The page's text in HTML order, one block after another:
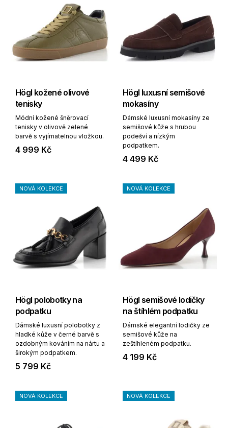
Högl kožené olivové
tenisky
Módní kožené šněrovací
tenisky v olivově zelené
barvě s vyjímatelnou vložkou.
4 999 Kč
Högl luxusní semišové
mokasíny
Dámské luxusní mokasíny ze
semišové kůže s hrubou
podešví a nízkým
podpatkem.
4 499 Kč
NOVÁ KOLEKCE
Högl polobotky na
podpatku
Dámské luxusní polobotky z
hladké kůže v černé barvě s
ozdobným kováním na nártu a
širokým podpatkem.
5 799 Kč
NOVÁ KOLEKCE
Högl semišové lodičky
na štíhlém podpatku
Dámské elegantní lodičky ze
semišové kůže na
zeštíhleném podpatku.
4 199 Kč
NOVÁ KOLEKCE NOVÁ KOLEKCE